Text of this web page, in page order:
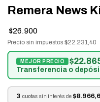
Remera News
$26.900
3 cuotas sin interés de
Precio sin impuestos $22.231,40
Transferencia o